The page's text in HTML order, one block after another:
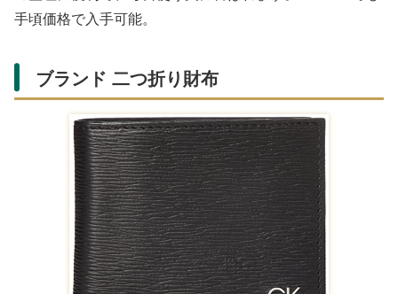
応です。二人で贅沢ディナーを過ごすのに最適で、楽天や
ったりの体験型プレゼントです。
財布・小物カテゴリのおすすめ
財布は夫への定番プレゼント。耐久性が高く、デザイン性
の良いものを選びましょう。
牛革レザー キーケース